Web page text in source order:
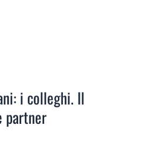
i colleghi. Il
partner